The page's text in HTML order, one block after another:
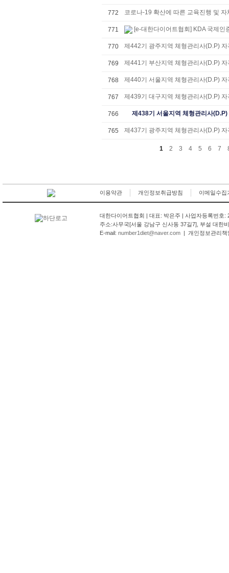
772 코로나-19 확산에 따른 교육진행 및 자
771 [e-대한다이어트협회] KDA 국제인
770 제442기 광주지역 체형관리사(D.P)
769 제441기 부산지역 체형관리사(D.P)
768 제440기 서울지역 체형관리사(D.P)
767 제439기 대구지역 체형관리사(D.P)
766 제438기 서울지역 체형관리사
765 제437기 광주지역 체형관리사(D.P)
1 2 3 4 5 6 7
이용약관 개인정보취급방침 이메일수집
대한다이어트협회 | 대표: 박은주 | 사업자등록번호
주소:사무국[서울 강남구 신사동 37길7], 부설 대한
E-mail: number1diet@naver.com | 개인정보관리책